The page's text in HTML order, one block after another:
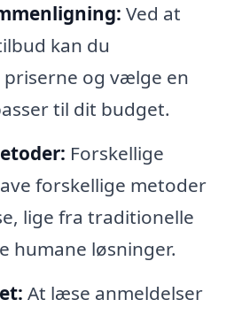
Ved at
kan du
og vælge en
til dit budget.
Forskellige
forskellige metoder
lige fra traditionelle
humane løsninger.
At læse anmeldelser